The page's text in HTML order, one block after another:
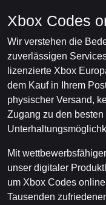
Xbox Codes
Wir verstehen die
zuverlässigen
lizenzierte Xbox
dem Kauf in Ihrem
physischer Versand,
Zugang zu den
Mit
unser digitaler
um Xbox Codes
Tausenden